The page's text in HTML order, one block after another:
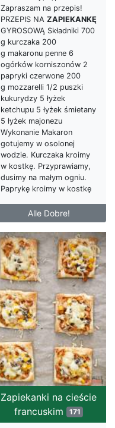
Zapraszam na przepis!
PRZEPIS NA ZAPIEKANKĘ
GYROSOWĄ Składniki 700
g kurczaka 200
g makaronu penne 6
ogórków korniszonów 2
papryki czerwone 200
g mozzarelli 1/2 puszki
kukurydzy 5 łyżek
ketchupu 5 łyżek śmietany
5 łyżek majonezu
Wykonanie Makaron
gotujemy w osolonej
wodzie. Kurczaka kroimy
w kostkę. Przyprawiamy,
dusimy na małym ogniu.
Paprykę kroimy w kostkę
Alle Dobre!
Zapiekanki na cieście
francuskim
171